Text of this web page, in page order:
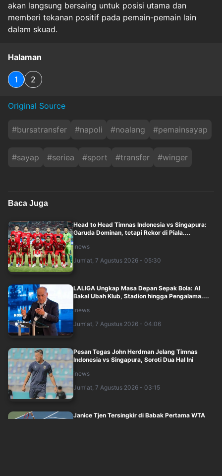
akan langsung bersaing untuk posisi utama dan
memberi tekanan positif pada pemain-pemain lain
dalam skuad.
Halaman
1 2
Original Source
#bursatransfer #napoli #noalang #pemainsayap
#sayap #seriea #sport #transfer #winger
Baca Juga
Head to Head Timnas Indonesia vs Singapura:
Garuda Dominan, tetapi Rekor di Piala....
inews
Jum'at, 7 Agustus 2026 - 05:30
LALIGA Ungkap Masa Depan Sepak Bola: AI
Bakal Ubah Klub, Stadion hingga Pengalama....
inews
Jum'at, 7 Agustus 2026 - 04:06
Pesan Tegas John Herdman Jelang Timnas
Indonesia vs Singapura, Soroti Dua Hal Ini
inews
Jum'at, 7 Agustus 2026 - 03:15
Janice Tjen Tersingkir di Babak Pertama WTA